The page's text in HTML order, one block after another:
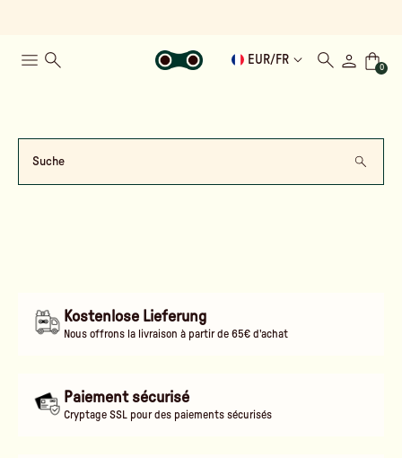
EUR/ FR
0
Suche
Kostenlose Lieferung
Nous offrons la livraison à partir de 65€ d'achat
Paiement sécurisé
Cryptage SSL pour des paiements sécurisés